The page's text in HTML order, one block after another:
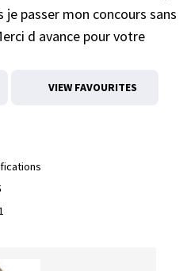
je passer mon concours sans
d avance pour votre
VIEW FAVOURITES